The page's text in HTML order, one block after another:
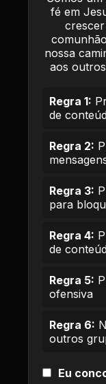
fé em
nossa
aos
Regra 1:
de
Regra 2:
Regra 3:
para
Regra 4:
de
Regra 5:
ofensiva
Regra 6:
outros
Eu